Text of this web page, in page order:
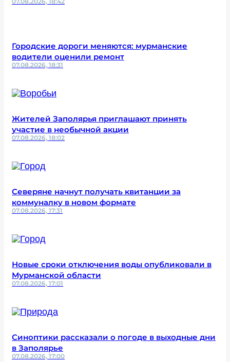
Городские дороги меняются: мурманские
водители оценили ремонт
07.08.2026, 18:31
Жителей Заполярья приглашают принять
участие в необычной акции
07.08.2026, 18:02
Северяне начнут получать квитанции за
коммуналку в новом формате
07.08.2026, 17:31
Новые сроки отключения воды опубликовали в
Мурманской области
07.08.2026, 17:01
Синоптики рассказали о погоде в выходные дни
в Заполярье
07.08.2026, 17:00